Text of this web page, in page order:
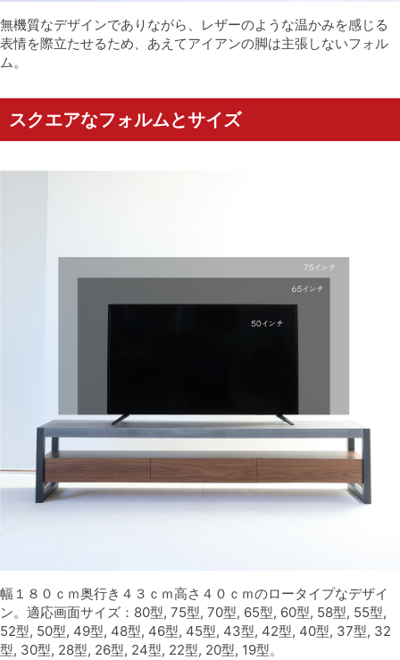
無機質なデザインでありながら、レザーのような温かみを感じる
表情を際立たせるため、あえてアイアンの脚は主張しないフォル
ム。
スクエアなフォルムとサイズ
幅１８０ｃｍ奥行き４３ｃｍ高さ４０ｃｍのロータイプなデザイ
ン。適応画面サイズ：80型, 75型, 70型, 65型, 60型, 58型, 55型,
52型, 50型, 49型, 48型, 46型, 45型, 43型, 42型, 40型, 37型, 32
型, 30型, 28型, 26型, 24型, 22型, 20型, 19型。